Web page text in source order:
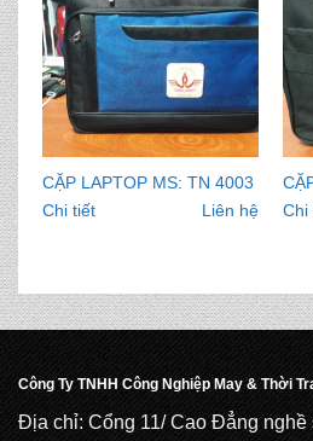
CẶP LAPTOP MS: TN 4003
Chi tiết
Liên hệ
Chi
Công Ty TNHH Công Nghiệp May & Thời
Địa chỉ: Cổng 11/ Cao Đẳng nghề